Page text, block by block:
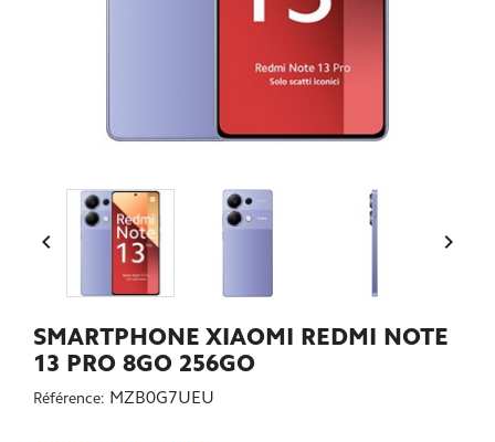
 
SMARTPHONE XIAOMI REDMI NOTE
13 PRO 8GO 256GO
Référence: MZB0G7UEU